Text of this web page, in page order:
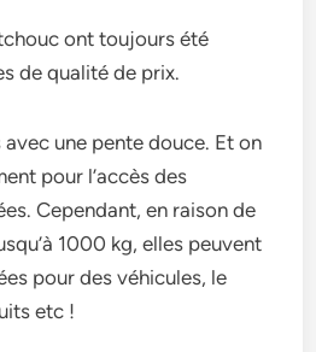
ont toujours été
de qualité de prix.
une pente douce. Et on
pour l’accès des
Cependant, en raison de
1000 kg, elles peuvent
pour des véhicules, le
etc !